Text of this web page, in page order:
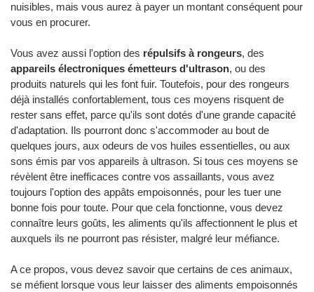
nuisibles, mais vous aurez à payer un montant conséquent pour
vous en procurer.
Vous avez aussi l'option des répulsifs à rongeurs, des
appareils électroniques émetteurs d'ultrason, ou des
produits naturels qui les font fuir. Toutefois, pour des rongeurs
déjà installés confortablement, tous ces moyens risquent de
rester sans effet, parce qu'ils sont dotés d'une grande capacité
d'adaptation. Ils pourront donc s'accommoder au bout de
quelques jours, aux odeurs de vos huiles essentielles, ou aux
sons émis par vos appareils à ultrason. Si tous ces moyens se
révèlent être inefficaces contre vos assaillants, vous avez
toujours l'option des appâts empoisonnés, pour les tuer une
bonne fois pour toute. Pour que cela fonctionne, vous devez
connaître leurs goûts, les aliments qu'ils affectionnent le plus et
auxquels ils ne pourront pas résister, malgré leur méfiance.
A ce propos, vous devez savoir que certains de ces animaux,
se méfient lorsque vous leur laisser des aliments empoisonnés